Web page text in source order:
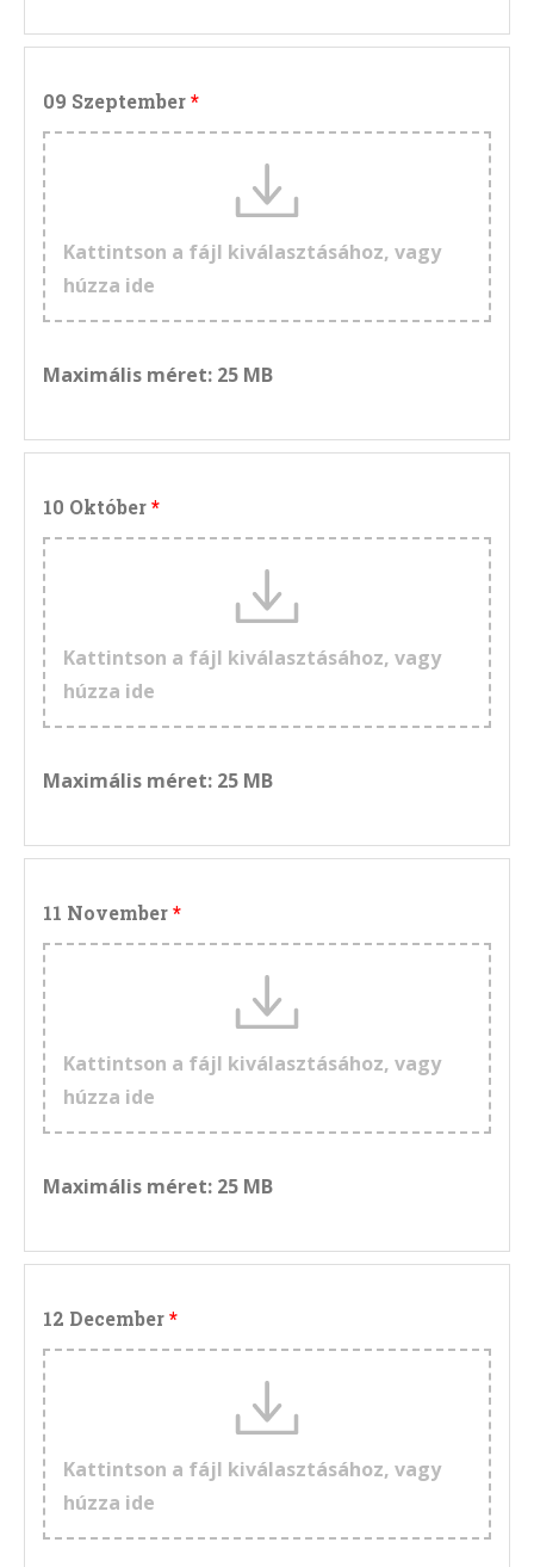
09 Szeptember
Kattintson a fájl kiválasztásához, vagy
húzza ide
Maximális méret: 25 MB
10 Október
Kattintson a fájl kiválasztásához, vagy
húzza ide
Maximális méret: 25 MB
11 November
Kattintson a fájl kiválasztásához, vagy
húzza ide
Maximális méret: 25 MB
12 December
Kattintson a fájl kiválasztásához, vagy
húzza ide